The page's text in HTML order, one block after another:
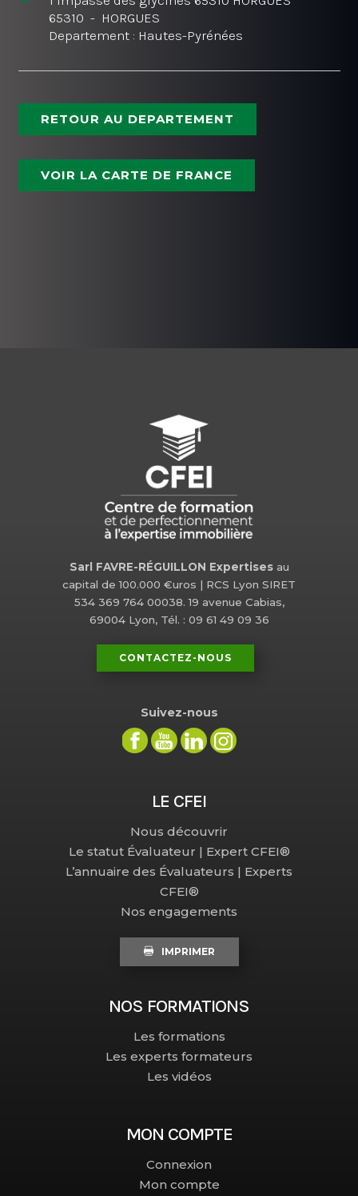
65310 - HORGUES
Departement : Hautes-Pyrénées
RETOUR AU DEPARTEMENT
VOIR LA CARTE DE FRANCE
Sarl FAVRE-RÉGUILLON Expertisesau
capital de 100.000 €uros | RCS Lyon SIRET
534 369 764 00038. 19 avenue Cabias,
69004 Lyon, Tél. : 09 61 49 09 36
CONTACTEZ-NOUS
Suivez-nous
LE CFEI
Nous découvrir
Le statut Évaluateur | Expert CFEI®
L’annuaire des Évaluateurs | Experts
CFEI®
Nos engagements
IMPRIMER
NOS FORMATIONS
Les formations
Les experts formateurs
Les vidéos
MON COMPTE
Connexion
Mon compte